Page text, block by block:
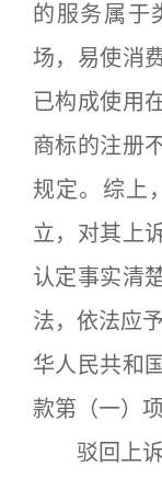
的服务属于
场，易使消
已构成使用
商标的注册
规定。综上
立，对其上
认定事实清
法，依法应
华人民共和
款第（一）
驳回上诉